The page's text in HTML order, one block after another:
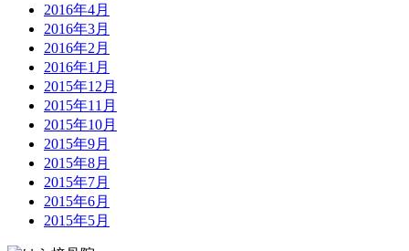
2016年4月
2016年3月
2016年2月
2016年1月
2015年12月
2015年11月
2015年10月
2015年9月
2015年8月
2015年7月
2015年6月
2015年5月